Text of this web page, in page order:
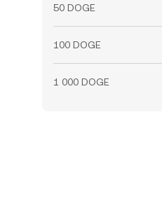
50 DOGE
100 DOGE
1 000 DOGE